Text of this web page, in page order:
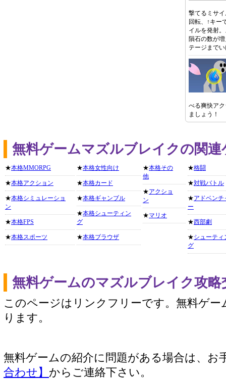
撃てるミサ
回転、↑キー
イルを発射
隕石の数が
テージまで
べる爽快ア
ましょう！
無料ゲームマズルブレイクの関
★本格MMORPG
★本格アクション
★本格シミュレーショ
ン
★本格FPS
★本格スポーツ
★本格女性向け
★本格カード
★本格ギャンブル
★本格シューティン
グ
★本格ブラウザ
★本格その
他
★アクショ
ン
★マリオ
★格闘
★対戦バトル
★アドベンチ
ー
★西部劇
★シューティ
グ
無料ゲームのマズルブレイク攻
このページはリンクフリーです。無料ゲー
ります。
無料ゲームの紹介に問題がある場合は、お
合わせ】 からご連絡下さい。